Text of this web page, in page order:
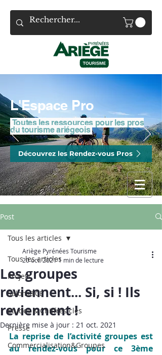
L'Espace Pro
Toutes les ressources pour les pros
du tourisme ariégeois
Découvrez les Rendez-vous Pros
Post
Tous les articles
Projets
Salons&CE
Etudes & Chiffres clés
Presse
Commercialisation&Groupes
Tous les articles
Les groupes
reviennent... Si, si ! Ils
reviennent !
Ariège Pyrénées Tourisme
20 oct. 20211 min de lecture
Dernière mise à jour : 21 oct. 2021
La reprise de l’activité groupes est
au rendez-vous pour ce 3ème